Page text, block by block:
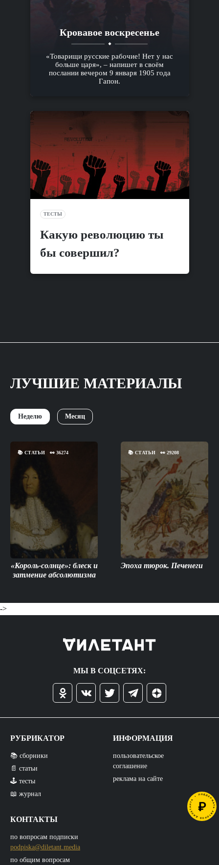
Кровавое воскресенье
«Товарищи русские рабочие! Нет у нас
больше царя», – напишет в своём
послании вечером 9 января 1905 года
Гапон.
ТЕСТЫ
Какую революцию ты
бы совершил?
ЛУЧШИЕ МАТЕРИАЛЫ
Неделю Месяц
📚 СТАТЬИ 👀 36274
«Король-солнце»: блеск и
затмение абсолютизма
📚СТАТЬИ 👀29208
Эпоха тюрок. Печенеги
->
МЫ В СОЦСЕТЯХ:
РУБРИКАТОР
📚 сборники
📄 статьи
🕹️ тесты
📖 журнал
КОНТАКТЫ
по вопросам подписки
podpiska@diletant.media
по общим вопросам
ИНФОРМАЦИЯ
пользовательское
соглашение
реклама на сайте